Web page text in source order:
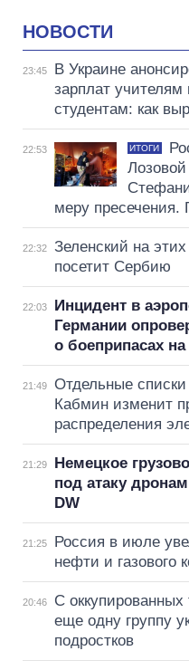
НОВОСТИ
23:45
В Украине
зарплат учителям
студентам: как
22:53 ИТОГИ
меру пресечения.
22:32
Зеленский на
посетит Сербию
22:03
Инцидент в
Германии
о боеприпасах
21:49
Отдельные
Кабмин изменит
распределения
21:29
Немецкое
под атаку
DW
21:25
Россия в июле
нефти и газового
20:46
С
еще одну группу
подростков